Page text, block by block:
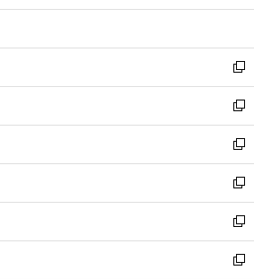
開
ウ
開
く
ン
ウ
で
開
く
ウ
ン
ド
ウ
で
開
く
新
し
い
ウ
ィ
ン
ド
ウ
で
開
く
新
し
い
ウ
ィ
ン
ド
ウ
で
新
し
い
ウ
ィ
ン
ド
新
し
い
ウ
ィ
新
し
い
新